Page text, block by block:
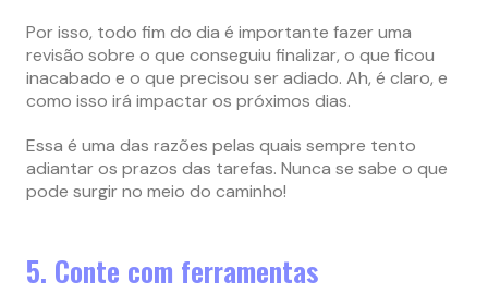
Por isso, todo fim do dia é importante fazer uma
revisão sobre o que conseguiu finalizar, o que ficou
inacabado e o que precisou ser adiado. Ah, é claro, e
como isso irá impactar os próximos dias.
Essa é uma das razões pelas quais sempre tento
adiantar os prazos das tarefas. Nunca se sabe o que
pode surgir no meio do caminho!
5. Conte com ferramentas